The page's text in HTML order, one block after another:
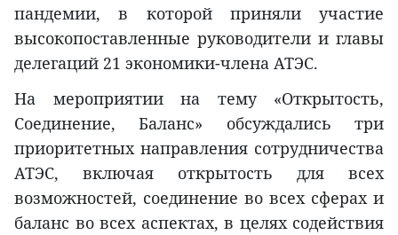
пандемии, в которой приняли участие
высокопоставленные руководители и главы
делегаций 21 экономики-члена АТЭС.
На мероприятии на тему «Открытость,
Соединение, Баланс» обсуждались три
приоритетных направления сотрудничества
АТЭС, включая открытость для всех
возможностей, соединение во всех сферах и
баланс во всех аспектах, в целях содействия